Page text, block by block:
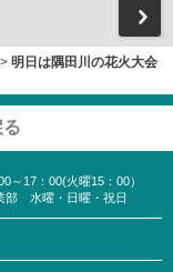
> 明日は隅田川の花火大会
～17：00(火曜15：00）
部 水曜・日曜・祝日